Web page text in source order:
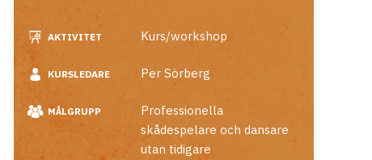
AKTIVITET Kurs/workshop
KURSLEDARE Per Sörberg
MÅLGRUPP
Professionella
skådespelare och dansare
utan tidigare